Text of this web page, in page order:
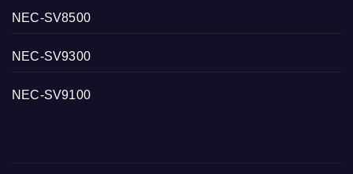
NEC-SV8500
NEC-SV9300
NEC-SV9100